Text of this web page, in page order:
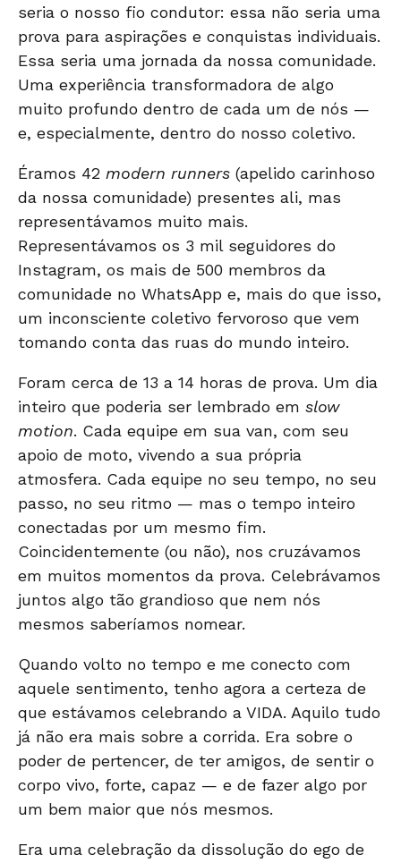
seria o nosso fio condutor: essa não seria uma
prova para aspirações e conquistas individuais.
Essa seria uma jornada da nossa comunidade.
Uma experiência transformadora de algo
muito profundo dentro de cada um de nós —
e, especialmente, dentro do nosso coletivo.
Éramos 42 modern runners (apelido carinhoso
da nossa comunidade) presentes ali, mas
representávamos muito mais.
Representávamos os 3 mil seguidores do
Instagram, os mais de 500 membros da
comunidade no WhatsApp e, mais do que isso,
um inconsciente coletivo fervoroso que vem
tomando conta das ruas do mundo inteiro.
Foram cerca de 13 a 14 horas de prova. Um dia
inteiro que poderia ser lembrado em slow
motion. Cada equipe em sua van, com seu
apoio de moto, vivendo a sua própria
atmosfera. Cada equipe no seu tempo, no seu
passo, no seu ritmo — mas o tempo inteiro
conectadas por um mesmo fim.
Coincidentemente (ou não), nos cruzávamos
em muitos momentos da prova. Celebrávamos
juntos algo tão grandioso que nem nós
mesmos saberíamos nomear.
Quando volto no tempo e me conecto com
aquele sentimento, tenho agora a certeza de
que estávamos celebrando a VIDA. Aquilo tudo
já não era mais sobre a corrida. Era sobre o
poder de pertencer, de ter amigos, de sentir o
corpo vivo, forte, capaz — e de fazer algo por
um bem maior que nós mesmos.
Era uma celebração da dissolução do ego de